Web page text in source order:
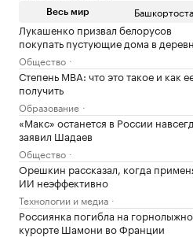
Весь мир
Лукашенко призвал белорусов
покупать пустующие дома в
Общество
Степень MBA: что это такое и как
получить
Образование
«Макс» останется в России
заявил Шадаев
Общество
Орешкин рассказал, когда
ИИ неэффективно
Технологии и медиа
Россиянка погибла на
курорте Шамони во Франции